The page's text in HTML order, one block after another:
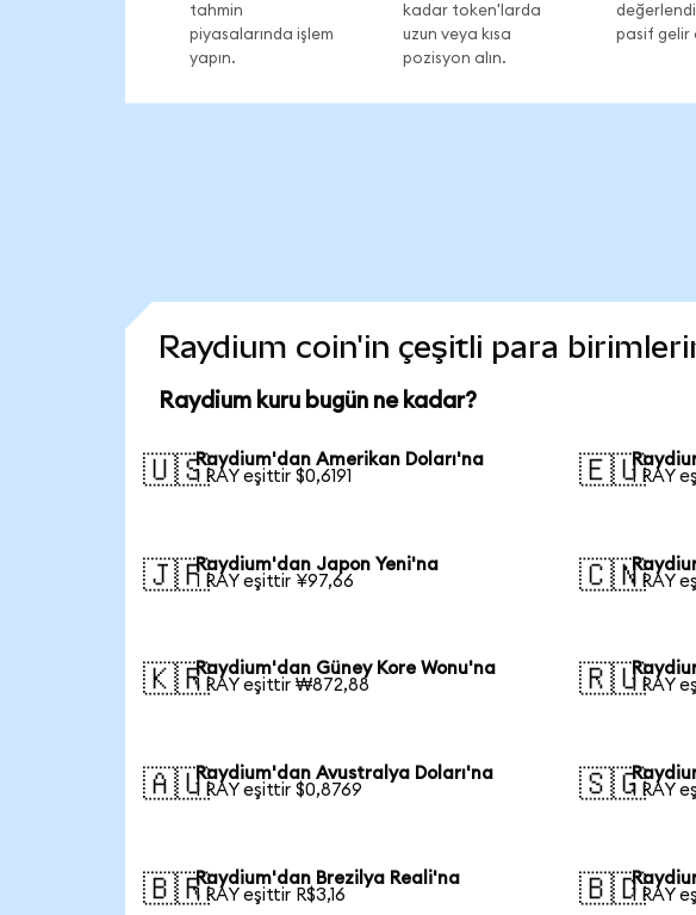
tahmin
piyasalarında işlem
yapın.
kadar token'larda
uzun veya kısa
pozisyon alın.
pasif gelir
Raydium coin'in çeşitli para
Raydium kuru bugün ne kadar?
🇺🇸Raydium'dan Amerikan Doları'na
1 RAY eşittir $0,6191
🇪🇺1 RAY
🇯🇵Raydium'dan Japon Yeni'na
1 RAY eşittir ¥97,66
🇨🇳1 RAY
🇰🇷Raydium'dan Güney Kore Wonu'na
1 RAY eşittir ₩872,88
🇷🇺1 RAY
🇦🇺Raydium'dan Avustralya Doları'na
1 RAY eşittir $0,8769
🇸🇬1 RAY
🇧🇷Raydium'dan Brezilya Reali'na
1 RAY eşittir R$3,16
🇧🇩1 RAY